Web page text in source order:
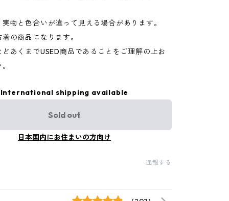
物と色合いが違って見える場合があります。
の商品になります。
あくまでUSED商品であることをご理解の上お
International shipping available
Sold out
日本国内にお住まいの方向け
通報する